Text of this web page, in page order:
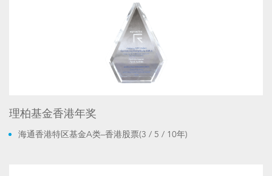
理柏基金香港年奖
海通香港特区基金A类–香港股票(3 / 5 / 10年)